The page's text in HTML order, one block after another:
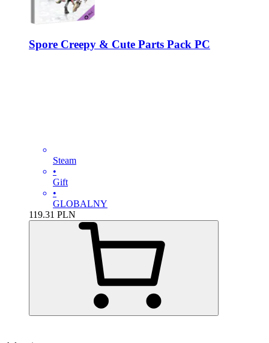
Spore Creepy & Cute Parts Pack PC
Steam
•
Gift
•
GLOBALNY
119.31 PLN